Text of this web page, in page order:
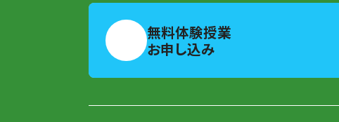
無料体験授業
お申し込み